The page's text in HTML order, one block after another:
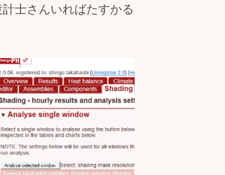
士さんいればたすかる